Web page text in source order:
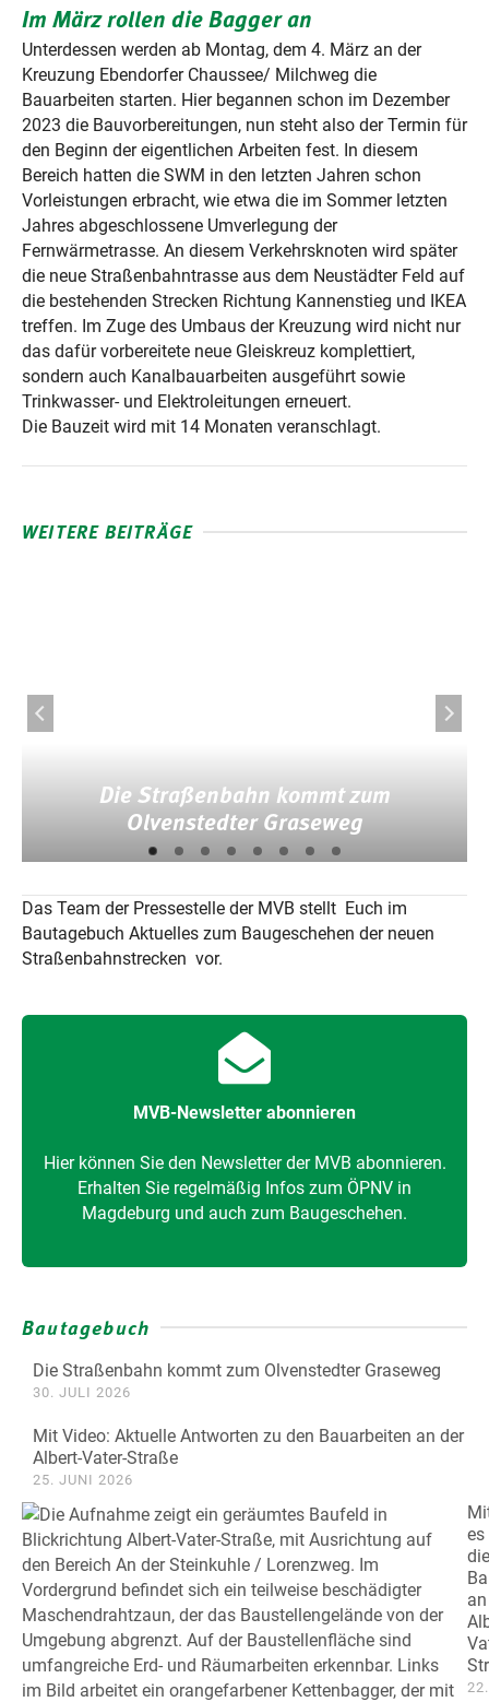
Im März rollen die Bagger an
Unterdessen werden ab Montag, dem 4. März an der
Kreuzung Ebendorfer Chaussee/ Milchweg die
Bauarbeiten starten. Hier begannen schon im Dezember
2023 die Bauvorbereitungen, nun steht also der Termin für
den Beginn der eigentlichen Arbeiten fest. In diesem
Bereich hatten die SWM in den letzten Jahren schon
Vorleistungen erbracht, wie etwa die im Sommer letzten
Jahres abgeschlossene Umverlegung der
Fernwärmetrasse. An diesem Verkehrsknoten wird später
die neue Straßenbahntrasse aus dem Neustädter Feld auf
die bestehenden Strecken Richtung Kannenstieg und IKEA
treffen. Im Zuge des Umbaus der Kreuzung wird nicht nur
das dafür vorbereitete neue Gleiskreuz komplettiert,
sondern auch Kanalbauarbeiten ausgeführt sowie
Trinkwasser- und Elektroleitungen erneuert.
Die Bauzeit wird mit 14 Monaten veranschlagt.
WEITERE BEITRÄGE
Die Straßenbahn kommt zum
Olvenstedter Graseweg
Das Team der Pressestelle der MVB stellt Euch im
Bautagebuch Aktuelles zum Baugeschehen der neuen
Straßenbahnstrecken vor.
MVB-Newsletter abonnieren
Hier können Sie den Newsletter der MVB abonnieren.
Erhalten Sie regelmäßig Infos zum ÖPNV in
Magdeburg und auch zum Baugeschehen.
Bautagebuch
Die Straßenbahn kommt zum Olvenstedter Graseweg
30. JULI 2026
Mit Video: Aktuelle Antworten zu den Bauarbeiten an der
Albert-Vater-Straße
25. JUNI 2026
es
die